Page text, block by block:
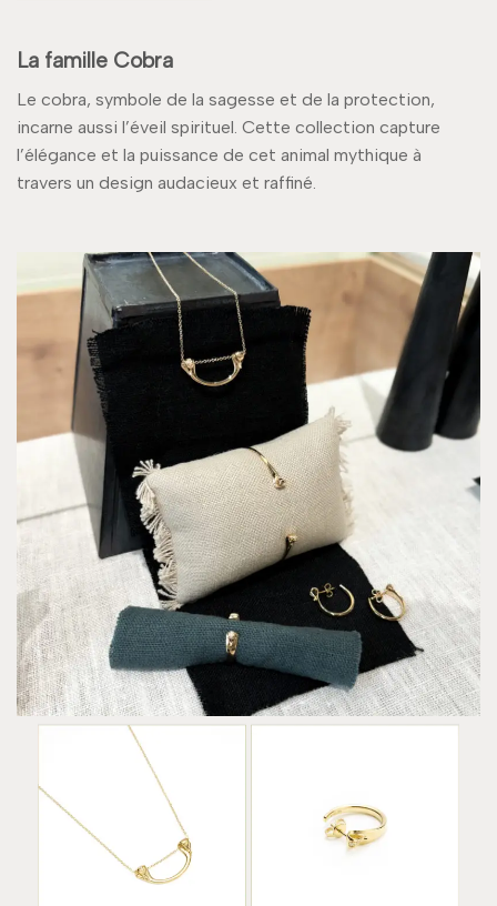
La famille Cobra
Le cobra, symbole de la sagesse et de la protection,
incarne aussi l’éveil spirituel. Cette collection capture
l’élégance et la puissance de cet animal mythique à
travers un design audacieux et raffiné.